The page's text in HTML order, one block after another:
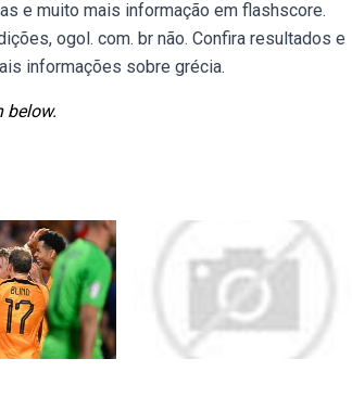
e muito mais informação em flashscore.
ogol. com. br não. Confira resultados e
informações sobre grécia.
below.